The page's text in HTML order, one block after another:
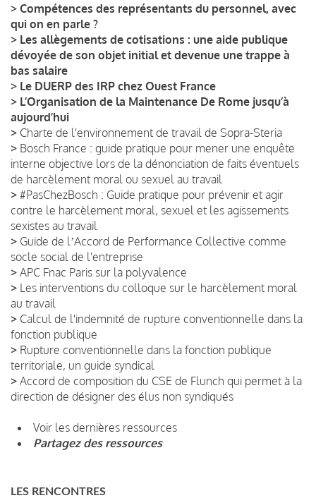
> Compétences des représentants du personnel, avec
qui on en parle ?
> Les allègements de cotisations : une aide publique
dévoyée de son objet initial et devenue une trappe à
bas salaire
> Le DUERP des IRP chez Ouest France
> L’Organisation de la Maintenance De Rome jusqu’à
aujourd’hui
> Charte de l'environnement de travail de Sopra-Steria
> Bosch France : guide pratique pour mener une enquête
interne objective lors de la dénonciation de faits éventuels
de harcèlement moral ou sexuel au travail
> #PasChezBosch : Guide pratique pour prévenir et agir
contre le harcèlement moral, sexuel et les agissements
sexistes au travail
> Guide de lʼAccord de Performance Collective comme
socle social de l'entreprise
> APC Fnac Paris sur la polyvalence
> Les interventions du colloque sur le harcèlement moral
au travail
> Calcul de l'indemnité de rupture conventionnelle dans la
fonction publique
> Rupture conventionnelle dans la fonction publique
territoriale, un guide syndical
> Accord de composition du CSE de Flunch qui permet à la
direction de désigner des élus non syndiqués
Voir les dernières ressources
Partagez des ressources
LES RENCONTRES